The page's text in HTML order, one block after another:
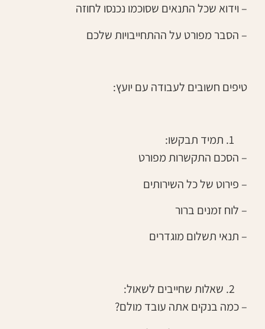
– וידוא שכל התנאים שסוכמו נכנסו לחוזה
– הסבר מפורט על ההתחייבויות שלכם
טיפים חשובים לעבודה עם יועץ:
תמיד תבקשו:
– הסכם התקשרות מפורט
– פירוט של כל השירותים
– לוח זמנים ברור
– תנאי תשלום מוגדרים
שאלות שחייבים לשאול:
– כמה בנקים אתה עובד מולם?